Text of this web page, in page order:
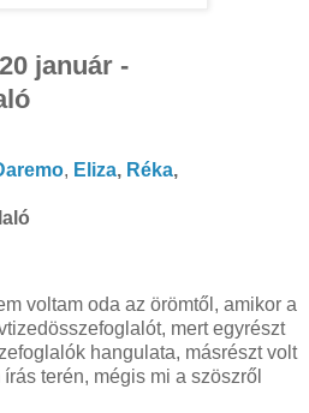
január -
, Eliza, Réka,
voltam oda az örömtől, amikor a
mert egyrészt
hangulata, másrészt volt
terén, mégis mi a szöszről